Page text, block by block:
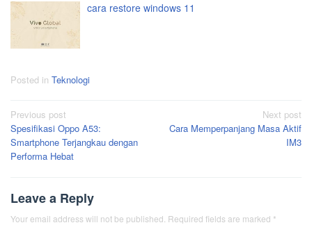
cara restore windows 11
Posted in Teknologi
Post
navigation
Previous post
Spesifikasi Oppo A53:
Smartphone Terjangkau dengan
Performa Hebat
Next post
Cara Memperpanjang Masa Aktif
IM3
Leave a Reply
Your email address will not be published. Required fields are marked *